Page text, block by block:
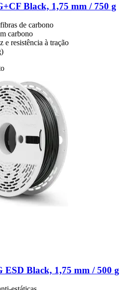
Black, 1,75 mm / 750 g
de carbono
carbono
e resistência à tração
ESD Black, 1,75 mm / 500 g